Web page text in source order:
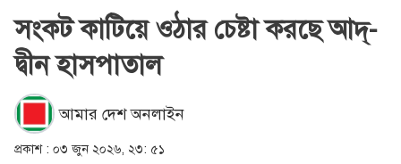
সংকট কাটিয়ে ওঠার চেষ্টা করছে আদ্-
দ্বীন হাসপাতাল
আমার দেশ অনলাইন
প্রকাশ : ০৩ জুন ২০২৬, ২৩: ৫১